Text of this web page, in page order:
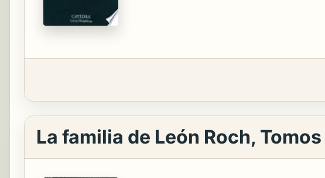
La familia de León Roch, Tomos